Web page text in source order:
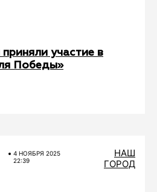
участие в
Победы»
4 НОЯБРЯ 2025
22:39
НАШ
ГОРОД